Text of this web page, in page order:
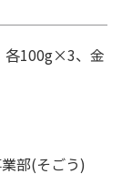
100g×3、金
部(そごう)